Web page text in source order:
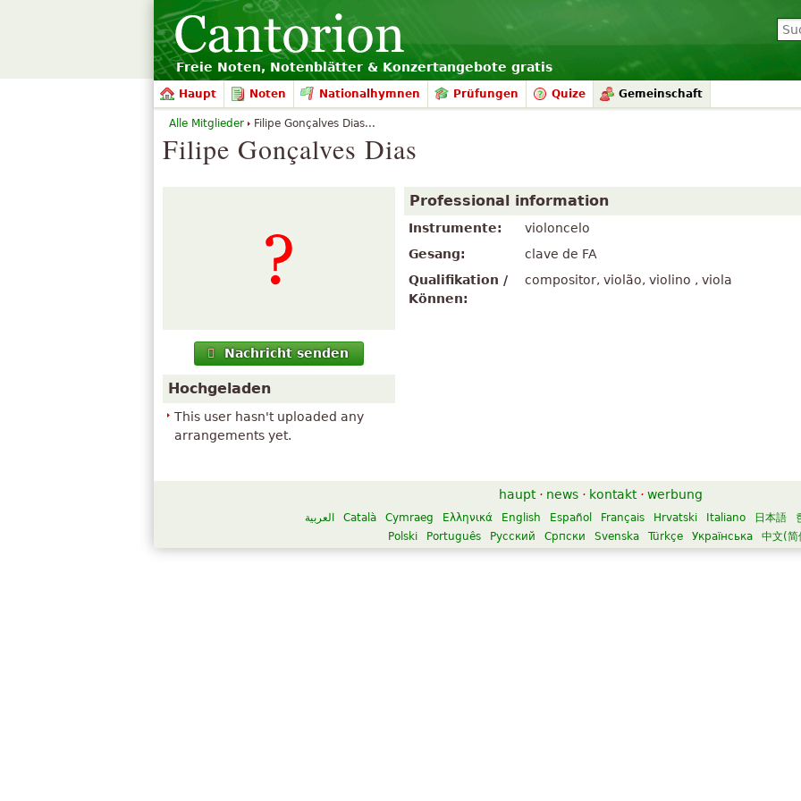
Freie Noten, Notenblätter & Konzertangebote gratis
Haupt Noten Nationalhymnen Prüfungen Quize Gemeinschaft
Filipe Gonçalves Dias
Nachricht senden
Hochgeladen
This user hasn't uploaded any
arrangements yet.
Professional information
Instrumente:
violoncelo
Gesang:
clave de FA
Qualifikation /
Können:
compositor, violão, violino , viola
Alle Mitglieder Filipe Gonçalves Dias...
haupt · news · kontakt · werbung
العربية Català Cymraeg Ελληνικά English Español Français Hrvatski Italiano 日本語
Polski
Português Русский Српски Svenska Türkçe Українська 中文(简